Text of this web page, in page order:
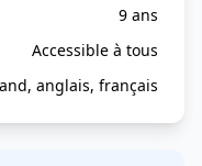
9 ans
Accessible à tous
anglais, français